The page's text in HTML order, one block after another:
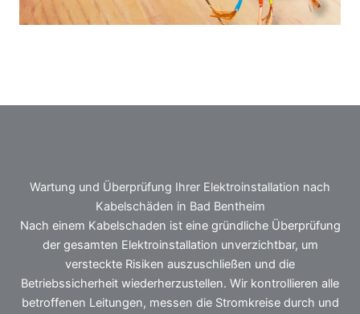
Wartung und Überprüfung Ihrer Elektroinstallation nach
Kabelschäden in Bad Bentheim
Nach einem Kabelschaden ist eine gründliche Überprüfung
der gesamten Elektroinstallation unverzichtbar, um
versteckte Risiken auszuschließen und die
Betriebssicherheit wiederherzustellen. Wir kontrollieren alle
betroffenen Leitungen, messen die Stromkreise durch und